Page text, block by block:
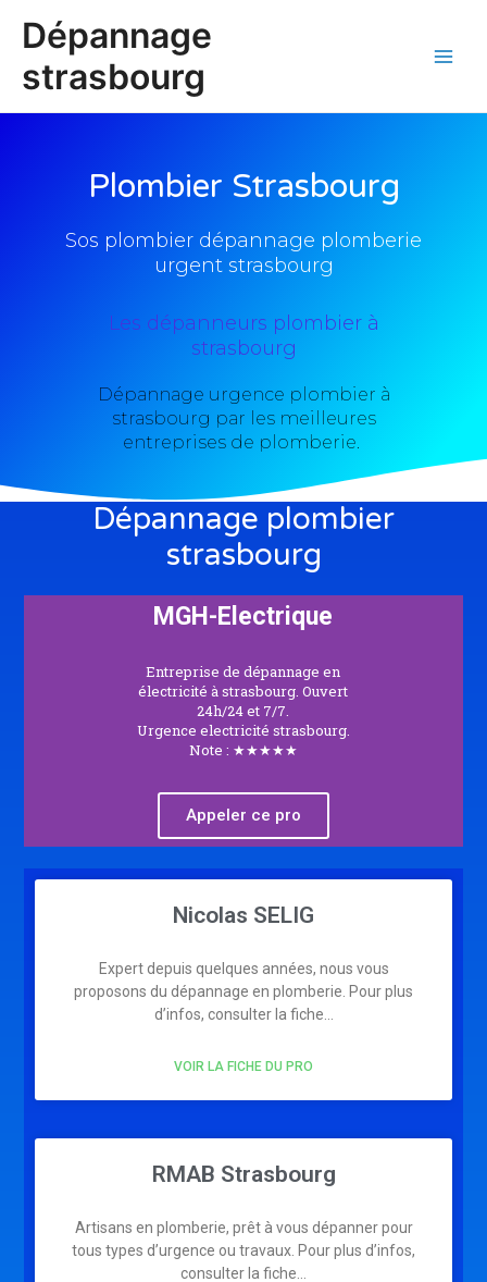
Dépannage
strasbourg
Plombier Strasbourg
Sos plombier dépannage plomberie
urgent strasbourg
Les dépanneurs plombier à
strasbourg
Dépannage urgence plombier à
strasbourg par les meilleures
entreprises de plomberie.
Dépannage plombier
strasbourg
MGH-Electrique
Entreprise de dépannage en
électricité à strasbourg. Ouvert
24h/24 et 7/7.
Urgence electricité strasbourg.
Note : ★★★★★
Appeler ce pro
Nicolas SELIG
Expert depuis quelques années, nous vous
proposons du dépannage en plomberie. Pour plus
d’infos, consulter la fiche…
VOIR LA FICHE DU PRO
RMAB Strasbourg
Artisans en plomberie, prêt à vous dépanner pour
tous types d’urgence ou travaux. Pour plus d’infos,
consulter la fiche…